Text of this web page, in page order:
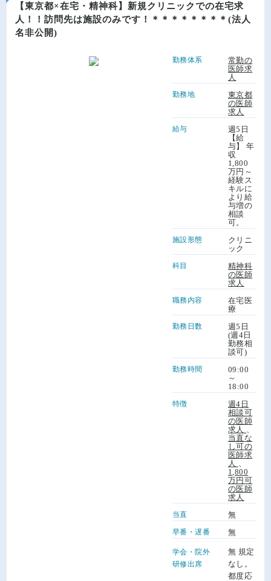
【東京都×在宅・精神科】新規クリニックでの在宅求
人！！訪問先は施設のみです！＊＊＊＊＊＊＊＊(法人
名非公開)
勤務体系
常勤の
医師求
人
勤務地
東京都
の医師
求人
給与
週5日
【給
与】 年
収
1,800
万円～
経験ス
キルに
より給
与増の
相談
可。
施設形態
クリニ
ック
科目
精神科
の医師
求人
職務内容
在宅医
療
勤務日数
週5日
(週4日
勤務相
談可)
勤務時間
09:00
～
18:00
特徴
週4日
相談可
の医師
求人
当直な
し可の
医師求
人
1,800
万円可
の医師
求人
当直 無
早番・遅番 無
学会・院外
研修出席
無 規定
なし。
都度応